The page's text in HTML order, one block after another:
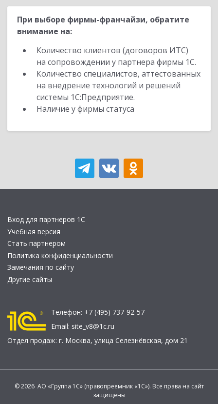
При выборе фирмы-франчайзи, обратите
внимание на:
Количество клиентов (договоров ИТС)
на сопровождении у партнера фирмы 1С.
Количество специалистов, аттестованных
на внедрение технологий и решений
системы 1С:Предприятие.
Наличие у фирмы статуса
Вход для партнеров 1С
Учебная версия
Стать партнером
Политика конфиденциальности
Замечания по сайту
Другие сайты
Телефон: +7 (495) 737-92-57
Email: site_v8@1c.ru
Отдел продаж: г. Москва, улица Селезнёвская, дом 21
© 2026 АО «Группа 1С» (правопреемник «1С»). Все права на сайт
защищены